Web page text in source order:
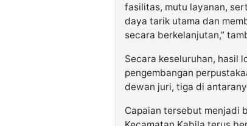
fasilitas, mutu layanan,
daya tarik utama dan
secara berkelanjutan,”
Secara keseluruhan, hasil
pengembangan
dewan juri, tiga di
Capaian tersebut menjadi